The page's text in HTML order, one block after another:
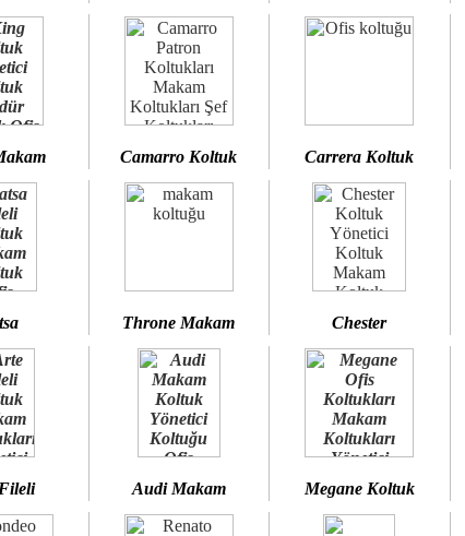
Camarro Koltuk Carrera Koltuk
Throne Makam Chester
Audi Makam Megane Koltuk